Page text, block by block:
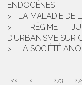
ENDOGÈNES
LA MALADIE DE
RÉGIME
D’URBANISME SUR
LA SOCIÉTÉ
<< < ... 273